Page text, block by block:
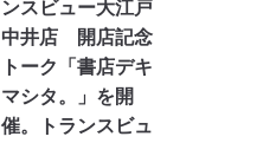
ンスビュー大江戸
中井店 開店記念
トーク「書店デキ
マシタ。」を開
催。トランスビュ